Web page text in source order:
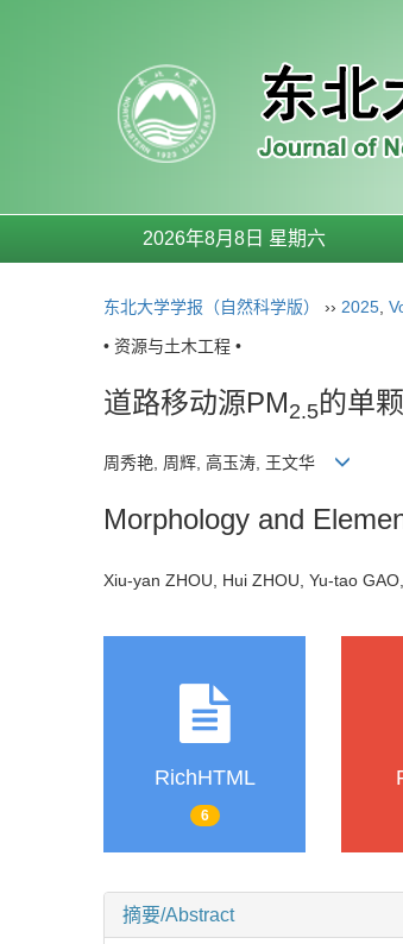
2026年8月8日 星期六
东北大学学报（自然科学版） ›› 2025
• 资源与土木工程 •
道路移动源PM2.5的单
周秀艳, 周辉, 高玉涛, 王文华
Morphology and
Xiu-yan ZHOU, Hui ZHOU, Yu-tao
RichHTML
6
摘要/Abstract